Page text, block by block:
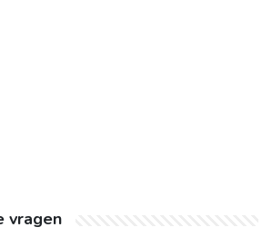
vragen